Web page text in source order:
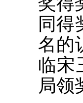
同得
名的
临宋
局领